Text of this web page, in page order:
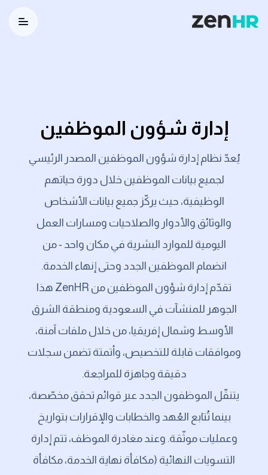
إدارة شؤون الموظفين
يُعدّ نظام إدارة شؤون الموظفين المصدر الرئيسي
لجميع بيانات الموظفين خلال دورة حياتهم
الوظيفية، حيث يركّز جميع بيانات الأشخاص
والوثائق والأدوار والصلاحيات ومسارات العمل
اليومية للموارد البشرية في مكان واحد - من
انضمام الموظفين الجدد وحتى إنهاء الخدمة.
تقدّم إدارة شؤون الموظفين من ZenHR هذا
الجوهر للمنشآت في السعودية ومنطقة الشرق
الأوسط وشمال إفريقيا، من خلال ملفات آمنة،
وموافقات قابلة للتخصيص، وأتمتة تضمن سجلات
دقيقة وجاهزة للمراجعة.
يتنقّل الموظفون الجدد عبر قوائم تحقق مخصّصة،
بينما تُتابع العُهد والخطابات والإقرارات بتواريخ
وعمليات موثّقة. وعند مغادرة الموظف، تتم إدارة
التسويات النهائية (مكافأة نهاية الخدمة، مكافأة